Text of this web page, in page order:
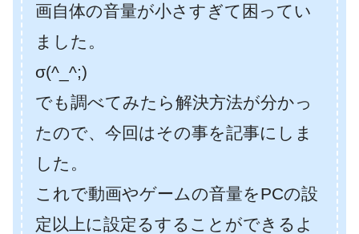
画自体の音量が小さすぎて困ってい
ました。
σ(^_^;)
でも調べてみたら解決方法が分かっ
たので、今回はその事を記事にしま
した。
これで動画やゲームの音量をPCの設
定以上に設定るすることができるよ